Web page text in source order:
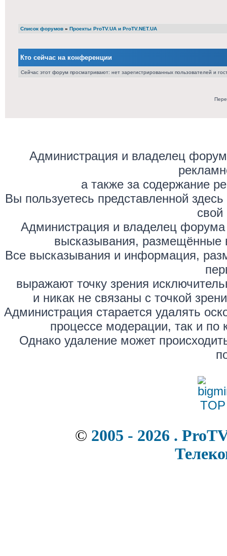
Список форумов » Проекты ProTV.UA и ProTV.NET.UA
Кто сейчас на конференции
Сейчас этот форум просматривают: нет зарегистрированных пользователей и
Администрация и владелец
а также за содержание
Вы пользуетесь представленной
свой
Администрация и владелец форума
высказывания, размещённые
Все высказывания и информация,
выражают точку зрения
и никак не связаны с точкой
Администрация старается удалять
процессе модерации, так и по
Однако удаление может
© 2005 - 2026 .